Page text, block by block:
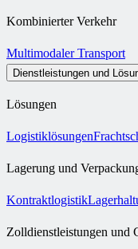
Kombinierter Verkehr
Multimodaler Transport
Dienstleistungen und
Lösungen
Logistiklösungen
Lagerung und
Kontraktlogistik
Zolldienstleistungen und